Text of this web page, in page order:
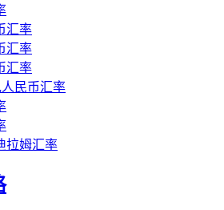
汇率
汇率
汇率
民币汇率
拉姆汇率